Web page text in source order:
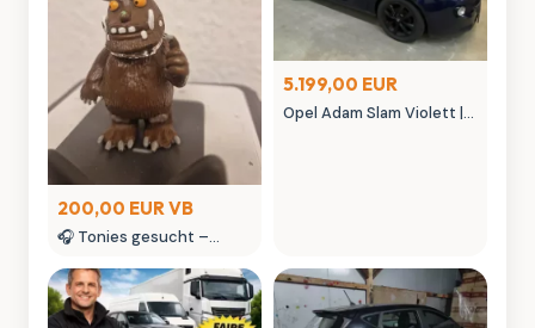
200,00 EUR VB
🎧 Tonies gesucht –
seltene Tonies
Sammlerstücke
5.199,00 EUR
Opel Adam Slam Violett |